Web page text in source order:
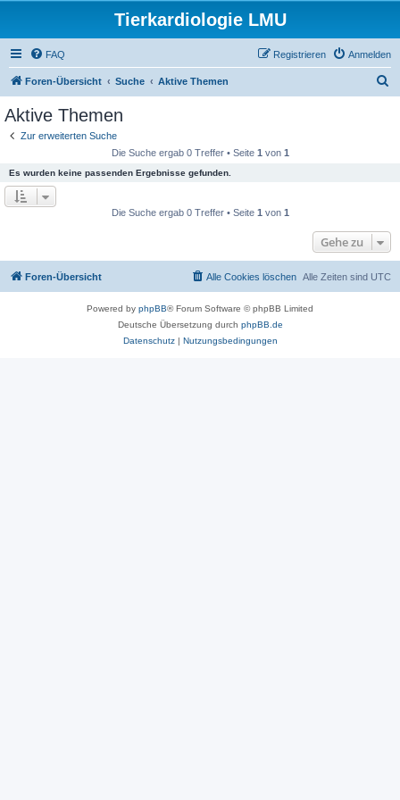
Tierkardiologie LMU
FAQ Anmelden
Registrieren
Foren-Übersicht Suche Aktive Themen
Aktive Themen
Zur erweiterten Suche
Die Suche ergab 0 Treffer • Seite 1 von 1
Es wurden keine passenden Ergebnisse gefunden.
Die Suche ergab 0 Treffer • Seite 1 von 1
Gehe zu
Foren-Übersicht Alle Zeiten sind UTC
Alle Cookies löschen
Powered by phpBB® Forum Software © phpBB Limited
Deutsche Übersetzung durch phpBB.de
Datenschutz| Nutzungsbedingungen